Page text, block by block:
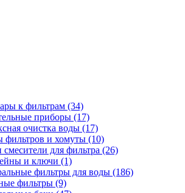
к фильтрам (34)
приборы (17)
очистка воды (17)
фильтров и хомуты (10)
для фильтра (26)
и ключи (1)
фильтры для воды (186)
фильтры (9)